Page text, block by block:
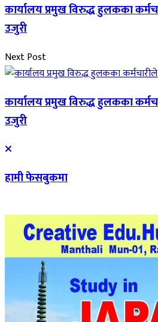
कार्यालय प्रमुख विरुद्ध हुलकका
उजुरी
Next Post
कार्यालय प्रमुख विरुद्ध हुलकका
उजुरी
हामी फेसबुकमा